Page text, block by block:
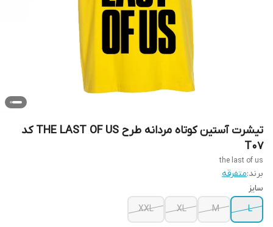
تیشرت آستین کوتاه مردانه طرح THE LAST OF US کد
T07
the last of us
برند:متفرقه
سایز
L
M
XL
XXL